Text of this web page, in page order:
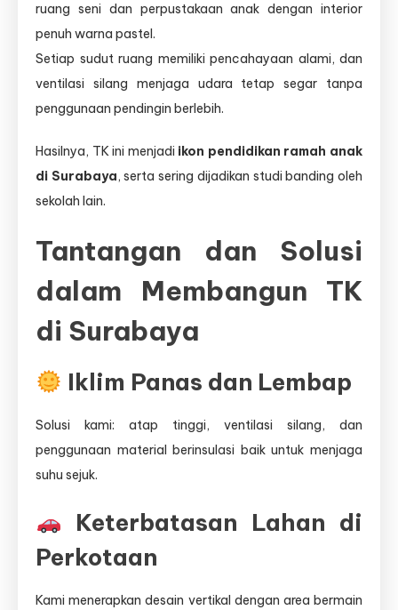
ruang seni dan perpustakaan anak dengan interior
penuh warna pastel.
Setiap sudut ruang memiliki pencahayaan alami, dan
ventilasi silang menjaga udara tetap segar tanpa
penggunaan pendingin berlebih.
Hasilnya, TK ini menjadi ikon pendidikan ramah anak
di Surabaya, serta sering dijadikan studi banding oleh
sekolah lain.
Tantangan dan Solusi
dalam Membangun TK
di Surabaya
Iklim Panas dan Lembap
Solusi kami: atap tinggi, ventilasi silang, dan
penggunaan material berinsulasi baik untuk menjaga
suhu sejuk.
Keterbatasan Lahan di
Perkotaan
Kami menerapkan desain vertikal dengan area bermain